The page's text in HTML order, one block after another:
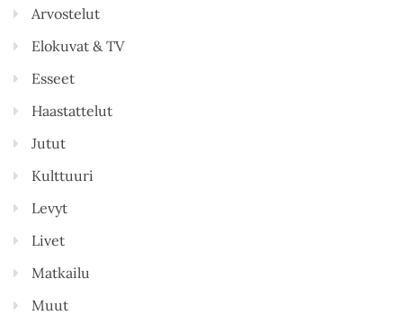
Arvostelut
Elokuvat & TV
Esseet
Haastattelut
Jutut
Kulttuuri
Levyt
Livet
Matkailu
Muut